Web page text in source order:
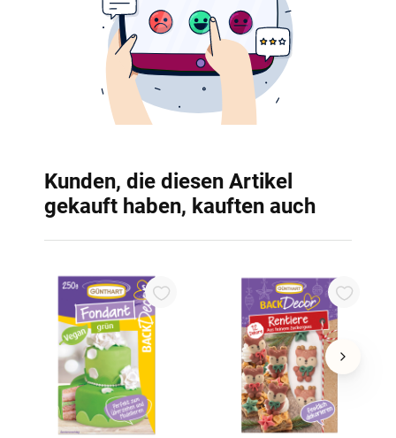
Kunden, die diesen Artikel
gekauft haben, kauften auch
In den Warenkorb In den Warenkorb